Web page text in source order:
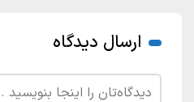
ارسال دیدگاه